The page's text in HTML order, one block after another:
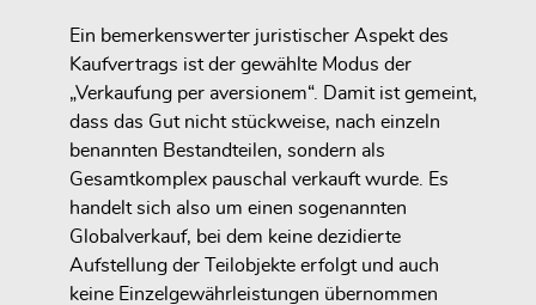
Ein bemerkenswerter juristischer Aspekt des
Kaufvertrags ist der gewählte Modus der
„Verkaufung per aversionem“. Damit ist gemeint,
dass das Gut nicht stückweise, nach einzeln
benannten Bestandteilen, sondern als
Gesamtkomplex pauschal verkauft wurde. Es
handelt sich also um einen sogenannten
Globalverkauf, bei dem keine dezidierte
Aufstellung der Teilobjekte erfolgt und auch
keine Einzelgewährleistungen übernommen